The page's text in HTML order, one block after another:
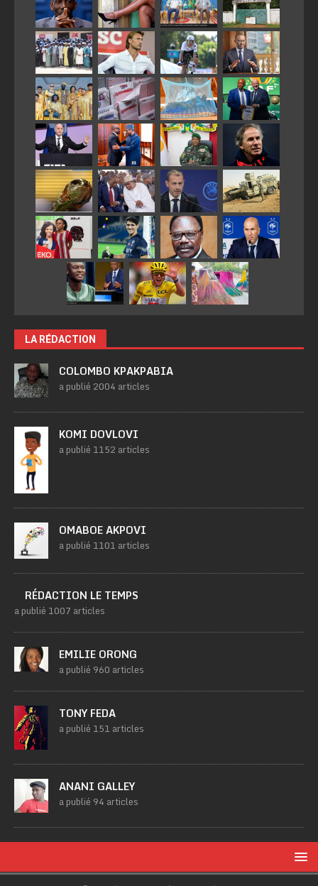
LA RÉDACTION
COLOMBO KPAKPABIA
a publié 2004 articles
KOMI DOVLOVI
a publié 1152 articles
OMABOE AKPOVI
a publié 1101 articles
RÉDACTION LE TEMPS
a publié 1007 articles
EMILIE ORONG
a publié 960 articles
TONY FEDA
a publié 151 articles
ANANI GALLEY
a publié 94 articles